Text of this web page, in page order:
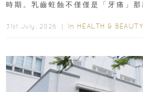
時期。乳齒蛀蝕不僅僅是「牙痛」
31st July, 2026 ｜ In HEALTH & BEAUTY